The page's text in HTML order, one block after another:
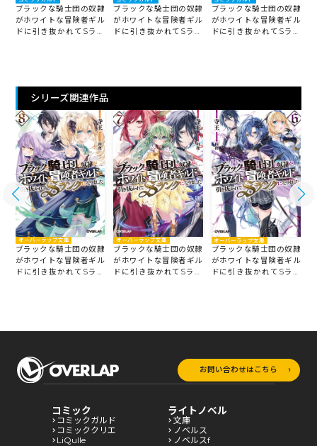
ブラックな騎士団の奴隷
がホワイトな冒険者ギル
ドに引き抜かれてSラン
ブラックな騎士団の奴隷
がホワイトな冒険者ギル
ドに引き抜かれてSラン
ブラックな騎士団の奴隷
がホワイトな冒険者ギル
ドに引き抜かれてSラン
シリーズ関連作品
オーバーラップ文庫
ブラックな騎士団の奴隷
がホワイトな冒険者ギル
ドに引き抜かれてSラン
オーバーラップ文庫
ブラックな騎士団の奴隷
がホワイトな冒険者ギル
ドに引き抜かれてSラン
オーバーラップ文庫
ブラックな騎士団の奴隷
がホワイトな冒険者ギル
ドに引き抜かれてSラン
お問い合わせはこちら
コミック
コミックガルド
コミッククリエ
LiQulle
ライトノベル
文庫
ノベルス
ノベルスf